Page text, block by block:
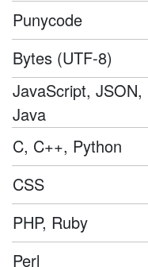
Punycode
Bytes (UTF-8)
JavaScript, JSON,
Java
C, C++, Python
CSS
PHP, Ruby
Perl